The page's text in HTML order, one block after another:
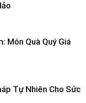
Món Quà Quý Giá
Tự Nhiên Cho Sức